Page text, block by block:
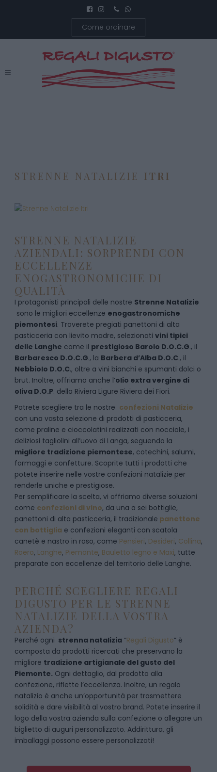
Come ordinare
STRENNE NATALIZIE ITRI
STRENNE NATALIZIE
AZIENDALI: SORPRENDI CON
ECCELLENZE
ENOGASTRONOMICHE DI
QUALITÀ
I protagonisti principali delle nostre Strenne Natalizie
sono le migliori eccellenze enogastronomiche
piemontesi. Troverete pregiati panettoni di alta
pasticceria con lievito madre, selezionati vini tipici
delle Langhe come il prestigioso Barolo D.O.C.G., il
Barbaresco D.O.C.G., la Barbera d’Alba D.O.C., il
Nebbiolo D.O.C., oltre a vini bianchi e spumanti dolci o
brut. Inoltre, offriamo anche l’olio extra vergine di
oliva D.O.P. della Riviera Ligure Riviera dei Fiori.
Potrete scegliere tra le nostre confezioni Natalizie
con una vasta selezione di prodotti di pasticceria,
come praline e cioccolatini realizzati con nocciole, i
deliziosi tagliolini all’uovo di Langa, seguendo la
migliore tradizione piemontese, cotechini, salumi,
formaggi e confetture. Scoprite tutti i prodotti che
potete inserire nelle vostre confezioni natalizie per
renderle uniche e prestigiose.
Per semplificare la scelta, vi offriamo diverse soluzioni
come confezioni di vino, da una a sei bottiglie,
panettoni di alta pasticceria, il tradizionale panettone
con bottiglia e confezioni eleganti con scatola
canetè e nastro in raso, come Pensieri, Desideri, Collina,
Roero, Langhe, Piemonte, Bauletto legno e Maxi, tutte
preparate con eccellenze del territorio delle Langhe.
PERCHÉ SCEGLIERE REGALI
DIGUSTO PER LE STRENNE
NATALIZIE DELLA VOSTRA
AZIENDA?
Perché ogni strenna natalizia “Regali Digusto” è
composta da prodotti ricercati che preservano la
migliore tradizione artigianale del gusto del
Piemonte. Ogni dettaglio, dal prodotto alla
confezione, riflette l’eccellenza. Inoltre, un regalo
natalizio è anche un’opportunità per trasmettere
solidità e dare visibilità al vostro brand. Potete inserire il
logo della vostra azienda sulla confezione o allegare un
biglietto di auguri personalizzato. Addirittura, gli
imballaggi possono essere personalizzati!